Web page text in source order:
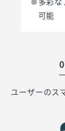
可能
ユーザーのス